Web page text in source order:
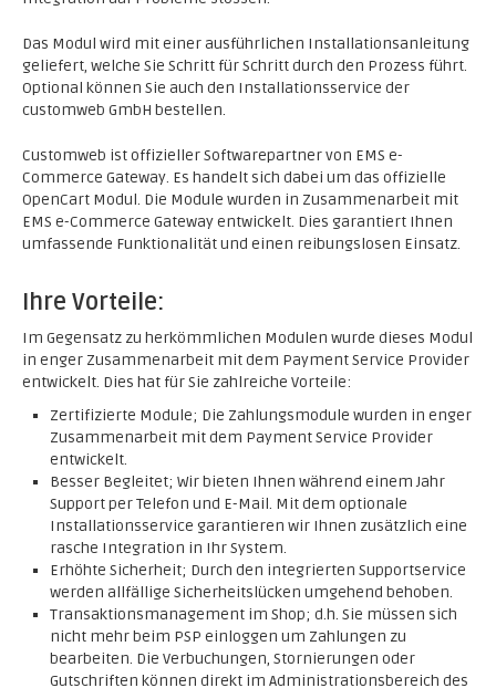
Das Modul wird mit einer ausführlichen Installationsanleitung
geliefert, welche Sie Schritt für Schritt durch den Prozess führt.
Optional können Sie auch den Installationsservice der
customweb GmbH bestellen.
Customweb ist offizieller Softwarepartner von EMS e-
Commerce Gateway. Es handelt sich dabei um das offizielle
OpenCart Modul. Die Module wurden in Zusammenarbeit mit
EMS e-Commerce Gateway entwickelt. Dies garantiert Ihnen
umfassende Funktionalität und einen reibungslosen Einsatz.
Ihre Vorteile:
Im Gegensatz zu herkömmlichen Modulen wurde dieses Modul
in enger Zusammenarbeit mit dem Payment Service Provider
entwickelt. Dies hat für Sie zahlreiche Vorteile:
Zertifizierte Module; Die Zahlungsmodule wurden in enger
Zusammenarbeit mit dem Payment Service Provider
entwickelt.
Besser Begleitet; Wir bieten Ihnen während einem Jahr
Support per Telefon und E-Mail. Mit dem optionale
Installationsservice garantieren wir Ihnen zusätzlich eine
rasche Integration in Ihr System.
Erhöhte Sicherheit; Durch den integrierten Supportservice
werden allfällige Sicherheitslücken umgehend behoben.
Transaktionsmanagement im Shop; d.h. Sie müssen sich
nicht mehr beim PSP einloggen um Zahlungen zu
bearbeiten. Die Verbuchungen, Stornierungen oder
Gutschriften können direkt im Administrationsbereich des